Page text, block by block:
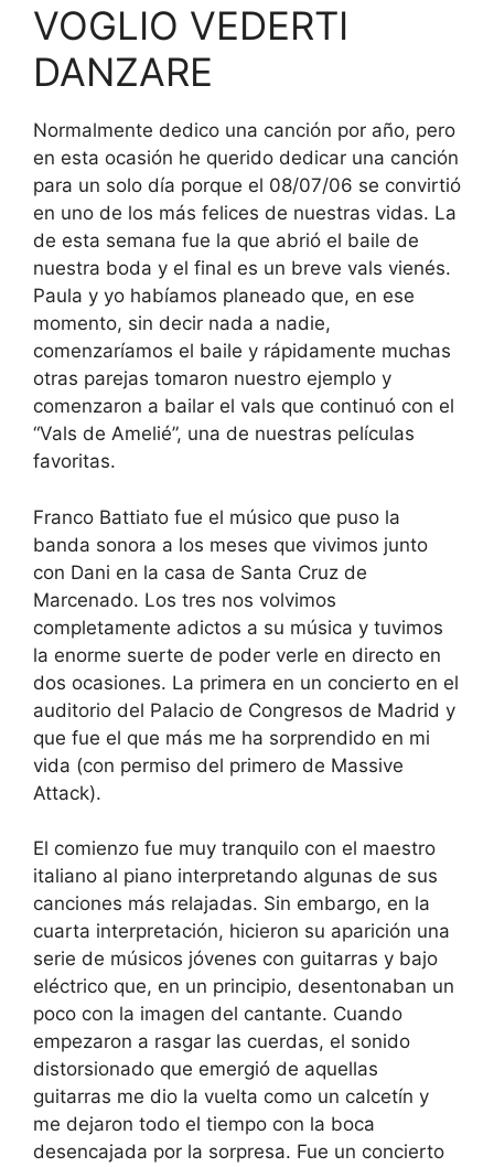
VOGLIO VEDERTI
DANZARE
Normalmente dedico una canción por año, pero
en esta ocasión he querido dedicar una canción
para un solo día porque el 08/07/06 se convirtió
en uno de los más felices de nuestras vidas. La
de esta semana fue la que abrió el baile de
nuestra boda y el final es un breve vals vienés.
Paula y yo habíamos planeado que, en ese
momento, sin decir nada a nadie,
comenzaríamos el baile y rápidamente muchas
otras parejas tomaron nuestro ejemplo y
comenzaron a bailar el vals que continuó con el
“Vals de Amelié”, una de nuestras películas
favoritas.
Franco Battiato fue el músico que puso la
banda sonora a los meses que vivimos junto
con Dani en la casa de Santa Cruz de
Marcenado. Los tres nos volvimos
completamente adictos a su música y tuvimos
la enorme suerte de poder verle en directo en
dos ocasiones. La primera en un concierto en el
auditorio del Palacio de Congresos de Madrid y
que fue el que más me ha sorprendido en mi
vida (con permiso del primero de Massive
Attack).
El comienzo fue muy tranquilo con el maestro
italiano al piano interpretando algunas de sus
canciones más relajadas. Sin embargo, en la
cuarta interpretación, hicieron su aparición una
serie de músicos jóvenes con guitarras y bajo
eléctrico que, en un principio, desentonaban un
poco con la imagen del cantante. Cuando
empezaron a rasgar las cuerdas, el sonido
distorsionado que emergió de aquellas
guitarras me dio la vuelta como un calcetín y
me dejaron todo el tiempo con la boca
desencajada por la sorpresa. Fue un concierto